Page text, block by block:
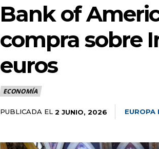
Bank of
compra sobre
euros
ECONOMÍA
PUBLICADA EL 2 JUNIO, 2026 EUROPA